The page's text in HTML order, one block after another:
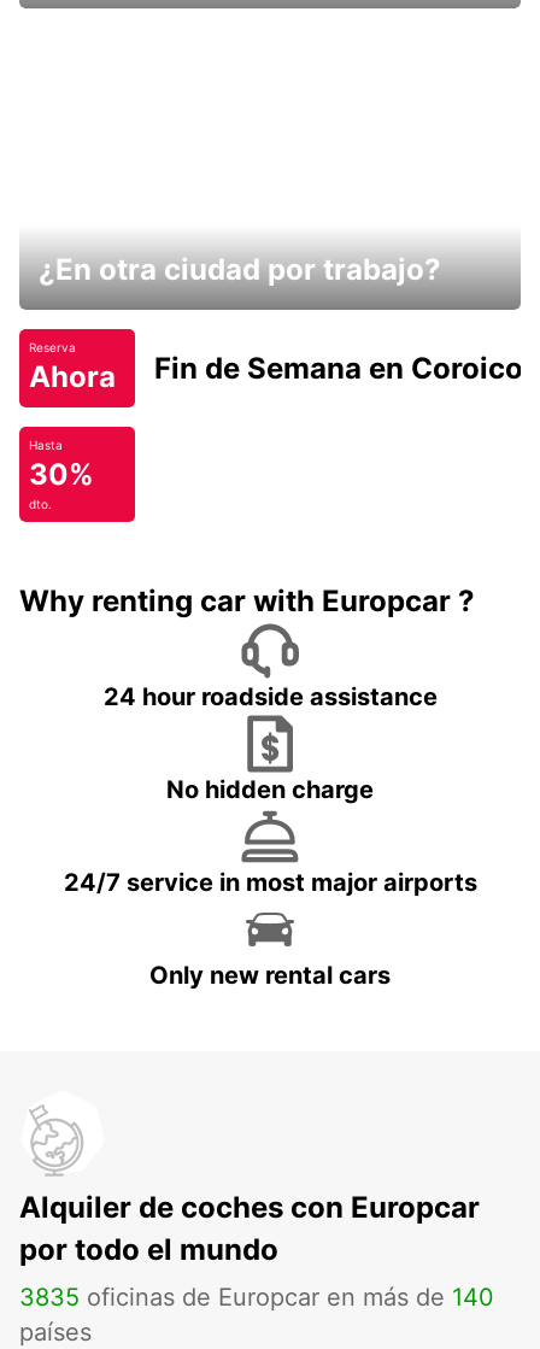
¿En otra ciudad por trabajo?
Reserva
Ahora Fin de Semana en Coroico.
Hasta
30%
dto.
Why renting car with Europcar ?
24 hour roadside assistance
No hidden charge
24/7 service in most major airports
Only new rental cars
Alquiler de coches con Europcar
por todo el mundo
3835 oficinas de Europcar en más de 140
países